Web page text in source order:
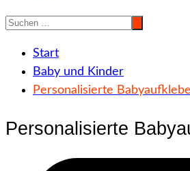
Start
Baby und Kinder
Personalisierte
Personalisierte